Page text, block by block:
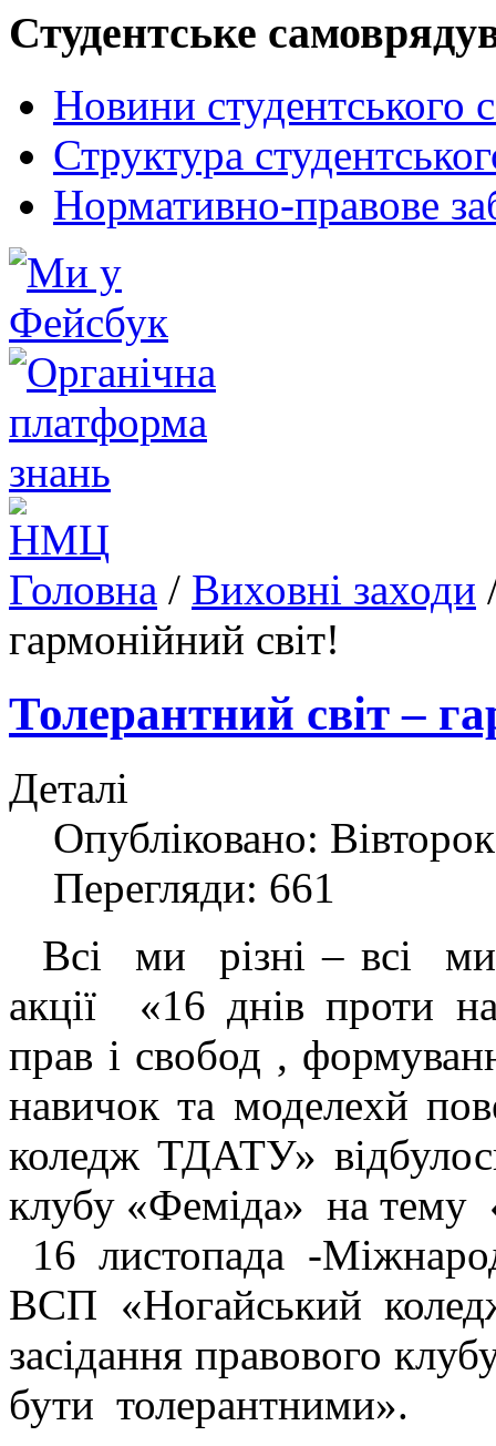
Студентське
Новини студентського
Структура
Нормативно-правове
Головна / Виховні заходи
гармонійний світ!
Толерантний світ –
Деталі
Опубліковано:
Перегляди: 661
Всі ми різні – всі ми
акції «16 днів проти
прав і свобод ,
навичок та моделеxй
коледж ТДАТУ»
клубу «Феміда» на тему
16 листопада -
ВСП «Ногайський
засідання правового
бути толерантними».